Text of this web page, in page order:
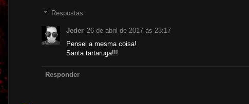
Respostas
Jeder 26 de abril de 2017 às 23:17
Pensei a mesma coisa!
Santa tartaruga!!!
Responder